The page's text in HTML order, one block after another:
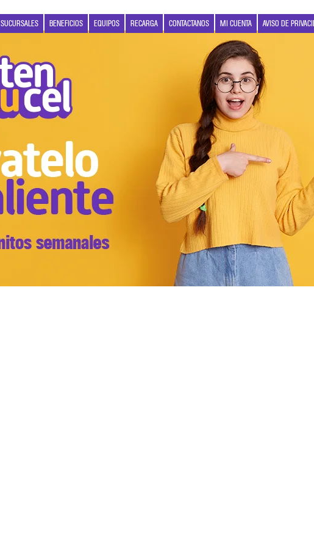
SUCURSALES BENEFICIOS EQUIPOS RECARGA CONTACTANOS MI CUENTA AVISO DE